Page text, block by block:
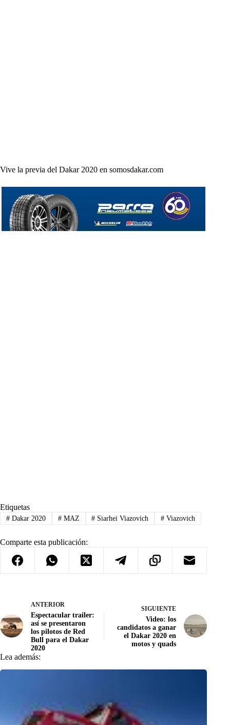
Vive la previa del Dakar 2020 en somosdakar.com
Etiquetas
#Dakar 2020 #MAZ # Siarhei Viazovich # Viazovich
Comparte esta publicación:
ANTERIOR
Espectacular trailer:
así se presentaron
los pilotos de Red
Bull para el Dakar
2020
SIGUIENTE
Video: los
candidatos a ganar
el Dakar 2020 en
motos y quads
Lea además: